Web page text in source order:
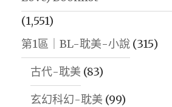
(1,551)
第1區｜BL-耽美-小說 (315)
古代-耽美 (83)
玄幻科幻-耽美 (99)